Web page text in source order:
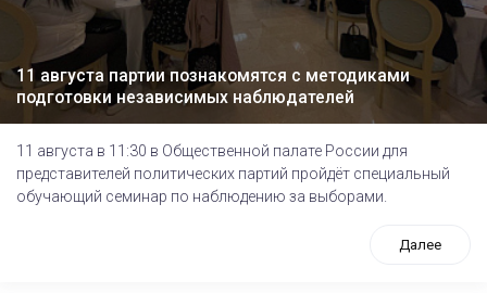
11 августа партии познакомятся с методиками
подготовки независимых наблюдателей
11 августа в 11:30 в Общественной палате России для
представителей политических партий пройдёт специальный
обучающий семинар по наблюдению за выборами.
Далее